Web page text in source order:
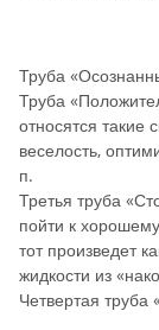
Труба
Труба
относятся такие
веселость,
п.
Третья труба
пойти к
тот произведет
жидкости из
Четвертая